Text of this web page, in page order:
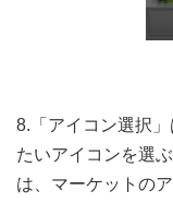
8.「アイコン選択
たいアイコンを選
は、マーケットの